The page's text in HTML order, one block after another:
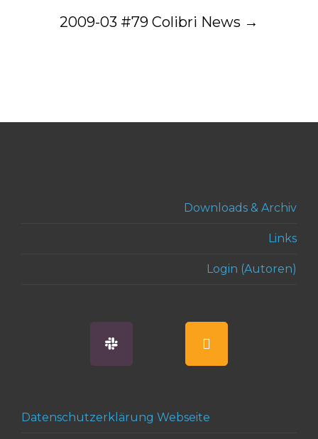
navigation
2009-03 #79 Colibri News →
Downloads & Archiv
Links
Login (Autoren)
Datenschutzerklärung Webseite